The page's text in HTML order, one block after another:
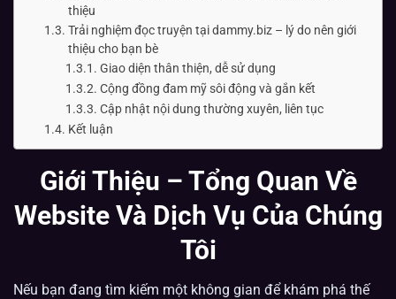
thiệu
Trải nghiệm đọc truyện tại dammy.biz – lý do nên giới
thiệu cho bạn bè
Giao diện thân thiện, dễ sử dụng
Cộng đồng đam mỹ sôi động và gắn kết
Cập nhật nội dung thường xuyên, liên tục
Kết luận
Giới Thiệu – Tổng Quan Về
Website Và Dịch Vụ Của Chúng
Tôi
Nếu bạn đang tìm kiếm một không gian để khám phá thế